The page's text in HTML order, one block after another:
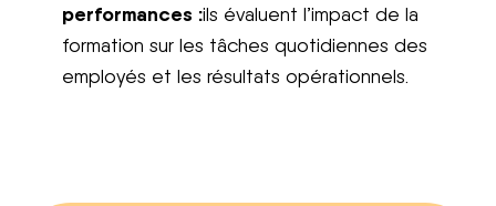
performances :ils évaluent l’impact de la
formation sur les tâches quotidiennes des
employés et les résultats opérationnels.